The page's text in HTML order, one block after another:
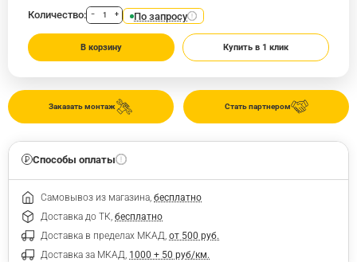
Стать партнером
Заказать монтаж
Количество: − + По запросу
В корзину Купить в 1 клик
Способы оплаты
Самовывоз из магазина, бесплатно
Доставка до ТК, бесплатно
Доставка в пределах МКАД, от 500 руб.
Доставка за МКАД, 1000 + 50 руб/км.